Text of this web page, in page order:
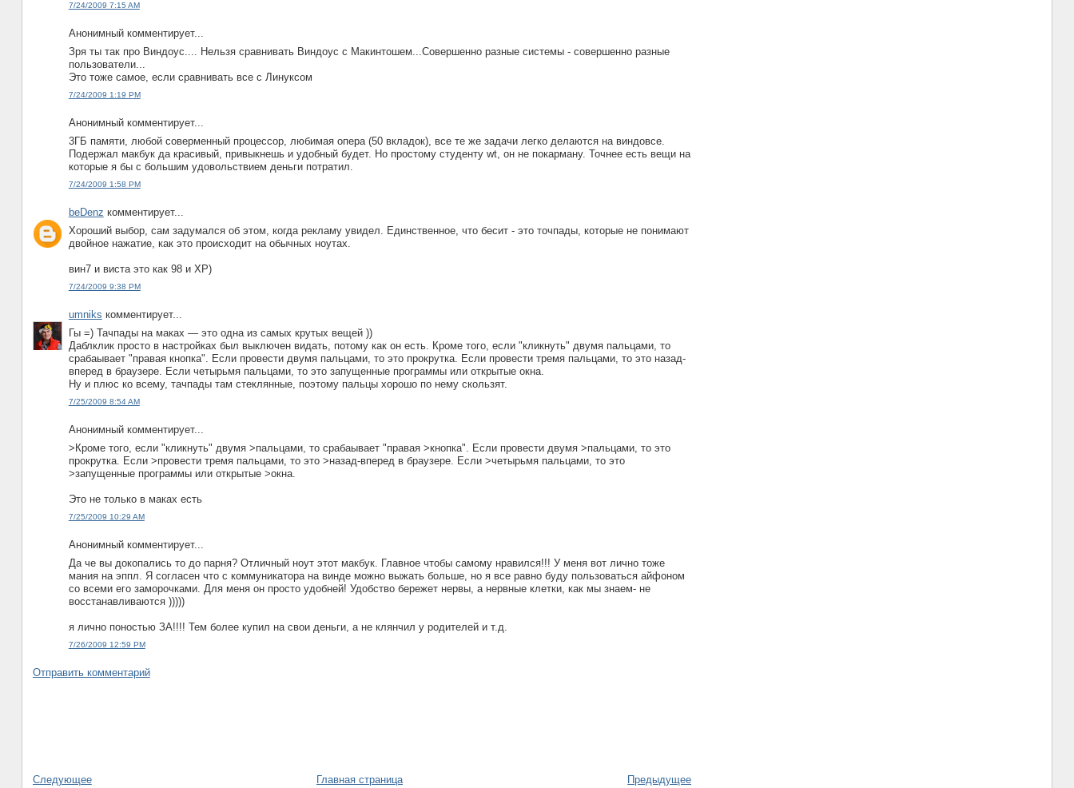
7/24/2009 7:15 AM
Анонимный комментирует...
Зря ты так про Виндоус.... Нельзя сравнивать Виндоус с Макинтошем...Совершенно разные системы - совершенно разные
пользователи...
Это тоже самое, если сравнивать все с Линуксом
7/24/2009 1:19 PM
Анонимный комментирует...
3ГБ памяти, любой соверменный процессор, любимая опера (50 вкладок), все те же задачи легко делаются на виндовсе.
Подержал макбук да красивый, привыкнешь и удобный будет. Но простому студенту wt, он не покарману. Точнее есть вещи на
которые я бы с большим удовольствием деньги потратил.
7/24/2009 1:58 PM
beDenz комментирует...
Хороший выбор, сам задумался об этом, когда рекламу увидел. Единственное, что бесит - это точпады, которые не понимают
двойное нажатие, как это происходит на обычных ноутах.
вин7 и виста это как 98 и XP)
7/24/2009 9:38 PM
umniks комментирует...
Гы =) Тачпады на маках — это одна из самых крутых вещей ))
Даблклик просто в настройках был выключен видать, потому как он есть. Кроме того, если "кликнуть" двумя пальцами, то
срабаывает "правая кнопка". Если провести двумя пальцами, то это прокрутка. Если провести тремя пальцами, то это назад-
вперед в браузере. Если четырьмя пальцами, то это запущенные программы или открытые окна.
Ну и плюс ко всему, тачпады там стеклянные, поэтому пальцы хорошо по нему скользят.
7/25/2009 8:54 AM
Анонимный комментирует...
>Кроме того, если "кликнуть" двумя >пальцами, то срабаывает "правая >кнопка". Если провести двумя >пальцами, то это
прокрутка. Если >провести тремя пальцами, то это >назад-вперед в браузере. Если >четырьмя пальцами, то это
>запущенные программы или открытые >окна.
Это не только в маках есть
7/25/2009 10:29 AM
Анонимный комментирует...
Да че вы докопались то до парня? Отличный ноут этот макбук. Главное чтобы самому нравился!!! У меня вот лично тоже
мания на эппл. Я согласен что с коммуникатора на винде можно выжать больше, но я все равно буду пользоваться айфоном
со всеми его заморочками. Для меня он просто удобней! Удобство бережет нервы, а нервные клетки, как мы знаем- не
восстанавливаются )))))
я лично поностью ЗА!!!! Тем более купил на свои деньги, а не клянчил у родителей и т.д.
7/26/2009 12:59 PM
Отправить комментарий
Следующее Предыдущее
Главная страница